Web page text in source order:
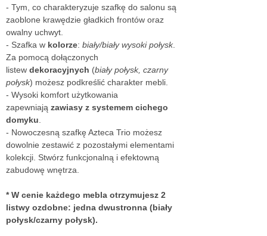
- Tym, co charakteryzuje szafkę do salonu są
zaoblone krawędzie gładkich frontów oraz
owalny uchwyt.
- Szafka w kolorze: biały/biały wysoki połysk.
Za pomocą dołączonych
listew dekoracyjnych (biały połysk, czarny
połysk) możesz podkreślić charakter mebli.
- Wysoki komfort użytkowania
zapewniają zawiasy z systemem cichego
domyku
- Nowoczesną szafkę Azteca Trio możesz
dowolnie zestawić z pozostałymi elementami
kolekcji. Stwórz funkcjonalną i efektowną
zabudowę wnętrza.
* W cenie każdego mebla otrzymujesz 2
listwy ozdobne: jedna dwustronna (biały
połysk/czarny połysk).